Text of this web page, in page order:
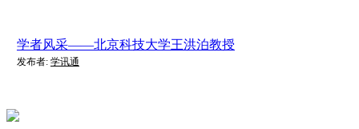
学者风采——北京科技大学王洪泊教授
发布者: 学讯通